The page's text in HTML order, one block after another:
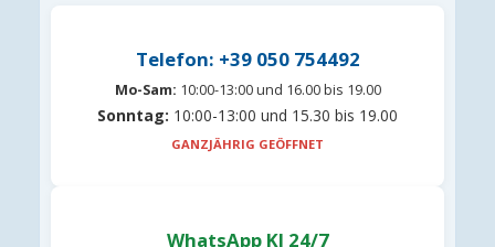
Telefon: +39 050 754492
Mo-Sam: 10:00-13:00 und 16.00 bis 19.00
Sonntag: 10:00-13:00 und 15.30 bis 19.00
GANZJÄHRIG GEÖFFNET
WhatsApp KI 24/7